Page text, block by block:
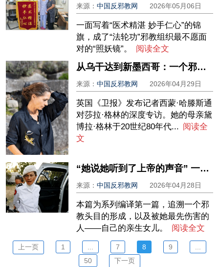
来源：中国反邪教网 2026年05月06日
一面写着“医术精湛 妙手仁心”的锦
旗，成了“法轮功”邪教组织最不愿面
对的“照妖镜”。
阅读全文
从乌干达到新墨西哥：一个邪教的人口贩卖计划，与一位母亲的绝境重生
来源：中国反邪教网 2026年04月29日
英国《卫报》发布记者西蒙·哈滕斯通
对莎拉·格林的深度专访。她的母亲黛
博拉·格林于20世纪80年代... 阅读全
文
“她说她听到了上帝的声音” 一个加州邪教的诞生与一个女孩被偷走的童年
来源：中国反邪教网 2026年04月28日
本篇为系列编译第一篇，追溯一个邪
教头目的形成，以及被她最先伤害的
人——自己的亲生女儿。
阅读全文
上一页 1 ... 7 8 9
...
50
下一页